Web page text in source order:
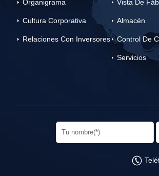
Organigrama
Cultura Corporativa
Relaciones Con Inversores
Vista De
Almacén
Control De
Servicios